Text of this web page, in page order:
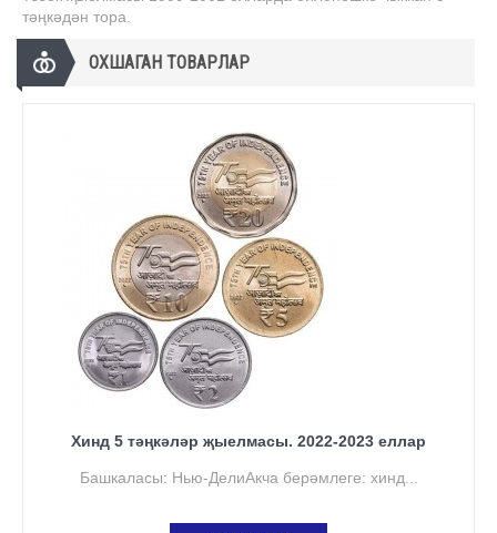
тәңкәдән тора.
ОХШАГАН ТОВАРЛАР
Хинд 5 тәңкәләр җыелмасы. 2022-2023 еллар
Башкаласы: Нью-ДелиАкча берәмлеге: хинд...